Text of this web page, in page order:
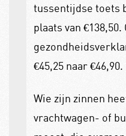
tussentijdse toets
plaats van €138,50.
€45,25 naar €46,90.
Wie zijn zinnen
vrachtwagen- of